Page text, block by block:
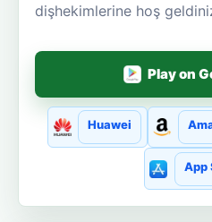
dişhekimlerine hoş
Play on
Huawei
App